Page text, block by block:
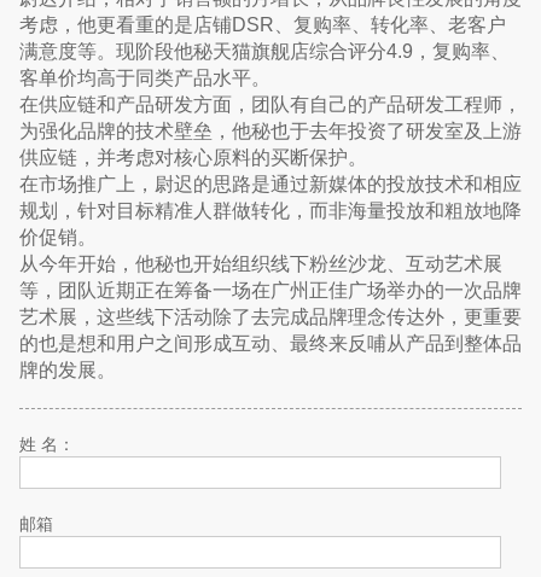
考虑，他更看重的是店铺DSR、复购率、转化率、老客户
满意度等。现阶段他秘天猫旗舰店综合评分4.9，复购率、
客单价均高于同类产品水平。
在供应链和产品研发方面，团队有自己的产品研发工程师，
为强化品牌的技术壁垒，他秘也于去年投资了研发室及上游
供应链，并考虑对核心原料的买断保护。
在市场推广上，尉迟的思路是通过新媒体的投放技术和相应
规划，针对目标精准人群做转化，而非海量投放和粗放地降
价促销。
从今年开始，他秘也开始组织线下粉丝沙龙、互动艺术展
等，团队近期正在筹备一场在广州正佳广场举办的一次品牌
艺术展，这些线下活动除了去完成品牌理念传达外，更重要
的也是想和用户之间形成互动、最终来反哺从产品到整体品
牌的发展。
姓 名：
邮箱